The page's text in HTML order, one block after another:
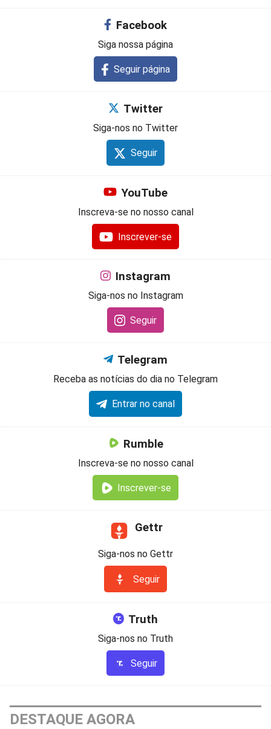
Facebook
Siga nossa página
Seguir página
Twitter
Siga-nos no Twitter
Seguir
YouTube
Inscreva-se no nosso canal
Inscrever-se
Instagram
Siga-nos no Instagram
Seguir
Telegram
Receba as notícias do dia no Telegram
Entrar no canal
Rumble
Inscreva-se no nosso canal
Inscrever-se
Gettr
Siga-nos no Gettr
Seguir
Truth
Siga-nos no Truth
Seguir
DESTAQUE AGORA